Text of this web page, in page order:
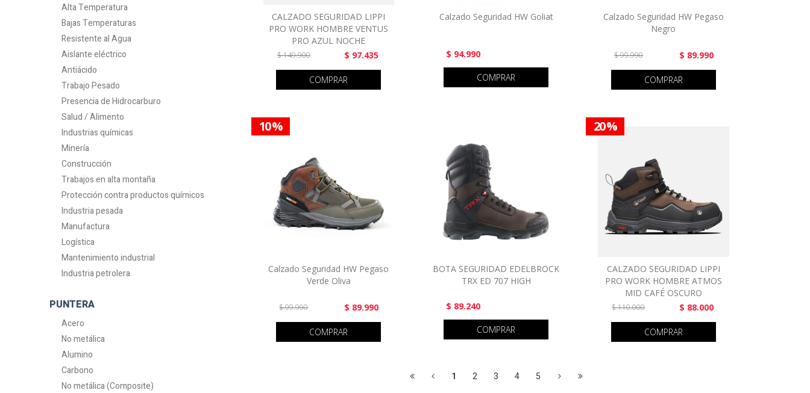
Alta Temperatura
Bajas Temperaturas
Resistente al Agua
Aislante eléctrico
Antiácido
Trabajo Pesado
Presencia de Hidrocarburo
Salud / Alimento
Industrias químicas
Minería
Construcción
Trabajos en alta montaña
Protección contra productos químicos
Industria pesada
Manufactura
Logística
Mantenimiento industrial
Industria petrolera
PUNTERA
Acero
No metálica
Alumino
Carbono
No metálica (Composite)
CALZADO SEGURIDAD LIPPI
PRO WORK HOMBRE VENTUS
PRO AZUL NOCHE
$ 149.900 $ 97.435
COMPRAR
Calzado Seguridad HW Goliat
$ 94.990
COMPRAR
Calzado Seguridad HW Pegaso
Negro
$ 99.990 $ 89.990
COMPRAR
10 %
Calzado Seguridad HW Pegaso
Verde Oliva
$ 99.990 $ 89.990
COMPRAR
BOTA SEGURIDAD EDELBROCK
TRX ED 707 HIGH
$ 89.240
COMPRAR
20 %
CALZADO SEGURIDAD LIPPI
PRO WORK HOMBRE ATMOS
MID CAFÉ OSCURO
$ 110.000 $ 88.000
COMPRAR
1 2 3 4 5